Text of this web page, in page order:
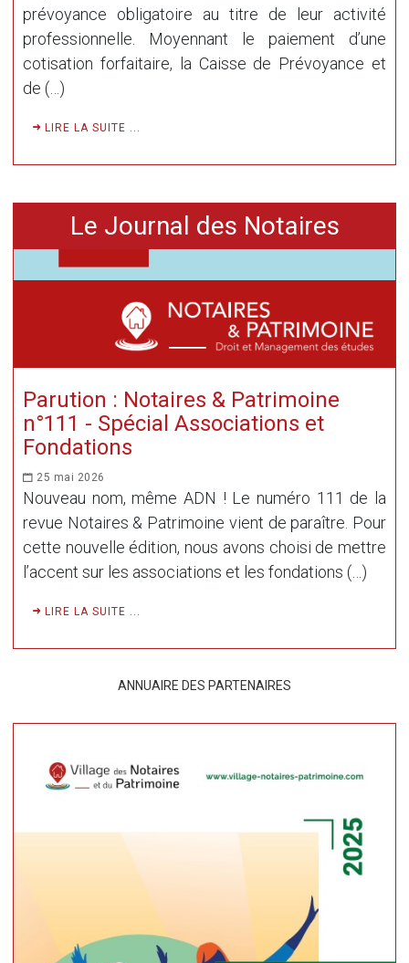
prévoyance obligatoire au titre de leur activité
professionnelle. Moyennant le paiement d’une
cotisation forfaitaire, la Caisse de Prévoyance et
de (…)
LIRE LA SUITE ...
Le Journal des Notaires
Parution : Notaires & Patrimoine
n°111 - Spécial Associations et
Fondations
25 mai 2026
Nouveau nom, même ADN ! Le numéro 111 de la
revue Notaires & Patrimoine vient de paraître. Pour
cette nouvelle édition, nous avons choisi de mettre
l’accent sur les associations et les fondations (…)
LIRE LA SUITE ...
ANNUAIRE DES PARTENAIRES